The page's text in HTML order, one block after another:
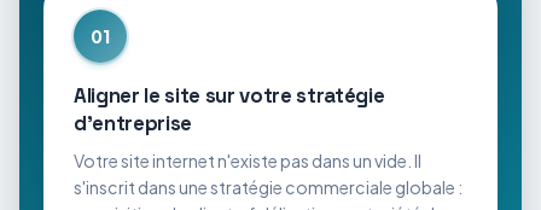
01
Aligner le site sur votre stratégie
d'entreprise
Votre site internet n'existe pas dans un vide. Il
s'inscrit dans une stratégie commerciale globale :